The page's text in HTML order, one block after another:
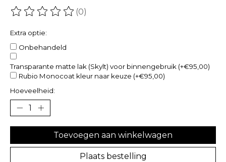
De beoordeling van dit product is
(0)
Extra optie:
Onbehandeld
Transparante matte lak (Skylt) voor binnengebruik (+€95,00)
Rubio Monocoat kleur naar keuze (+€95,00)
Hoeveelheid:
Toevoegen aan winkelwagen
Plaats bestelling